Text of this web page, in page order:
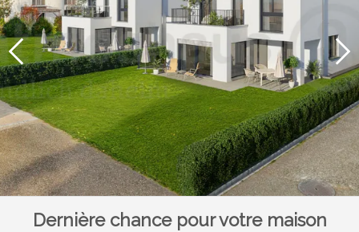
Dernière chance pour votre maison